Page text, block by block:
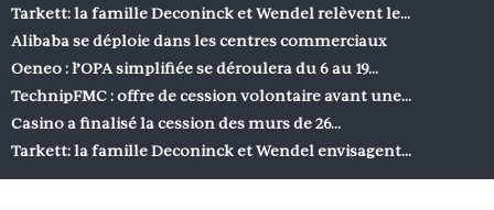
Tarkett: la famille Deconinck et Wendel relèvent le…
Alibaba se déploie dans les centres commerciaux
Oeneo : l’OPA simplifiée se déroulera du 6 au 19…
TechnipFMC : offre de cession volontaire avant une…
Casino a finalisé la cession des murs de 26…
Tarkett: la famille Deconinck et Wendel envisagent…